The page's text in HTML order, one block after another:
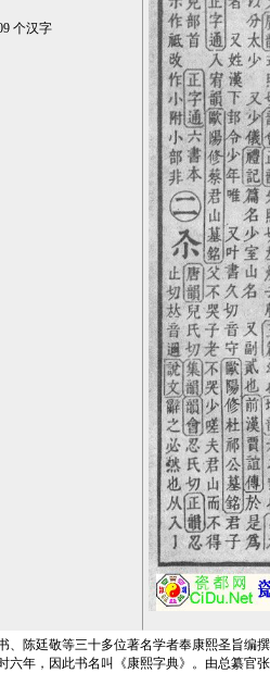
个汉字
陈廷敬等三十多位著名学者奉康熙圣旨编
六年，因此书名叫《康熙字典》。由总纂